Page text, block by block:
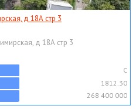
д 18А стр 3
д 18А стр 3
C
1812.30
268 400 000